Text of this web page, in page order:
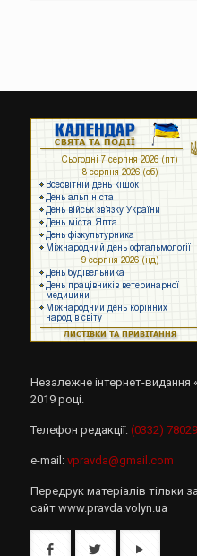
Незалежне інтернет-видання
2019 році.
Телефон редакції: (0332)
e-mail: vpravda@gmail.com
Передрук матеріалів тільки
сайт www.pravda.volyn.ua